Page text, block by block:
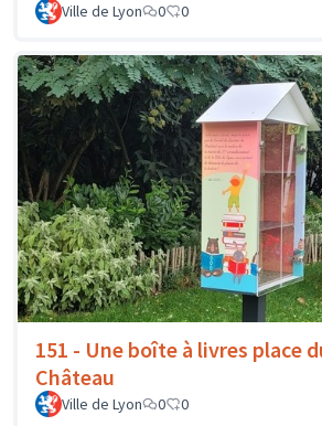
Ville de Lyon 0 0
151 - Une boîte à livres place
Château
Ville de Lyon 0 0